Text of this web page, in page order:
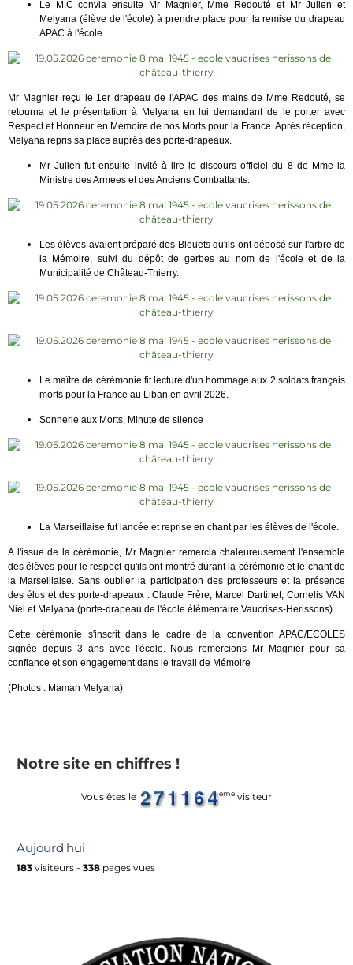
Le M.C convia ensuite Mr Magnier, Mme Redouté et Mr Julien et
Melyana (élève de l'école) à prendre place pour la remise du drapeau
APAC à l'école.
Mr Magnier reçu le 1er drapeau de l'APAC des mains de Mme Redouté, se
retourna et le présentation à Melyana en lui demandant de le porter avec
Respect et Honneur en Mémoire de nos Morts pour la France. Après réception,
Melyana repris sa place auprès des porte-drapeaux.
Mr Julien fut ensuite invité à lire le discours officiel du 8 de Mme la
Ministre des Armees et des Anciens Combattants.
Les élèves avaient préparé des Bleuets qu'ils ont déposé sur l'arbre de
la Mémoire, suivi du dépôt de gerbes au nom de l'école et de la
Municipalité de Château-Thierry.
Le maître de cérémonie fit lecture d'un hommage aux 2 soldats français
morts pour la France au Liban en avril 2026.
Sonnerie aux Morts, Minute de silence
La Marseillaise fut lancée et reprise en chant par les élèves de l'école.
A l'issue de la cérémonie, Mr Magnier remercia chaleureusement l'ensemble
des élèves pour le respect qu'ils ont montré durant la cérémonie et le chant de
la Marseillaise. Sans oublier la participation des professeurs et la présence
des élus et des porte-drapeaux :Claude Frère, Marcel Dartinet,Cornelis VAN
Niel et Melyana (porte-drapeau de l'école élémentaire Vaucrises-Herissons)
Cette cérémonie s'inscrit dans le cadre de la convention APAC/ECOLES
signée depuis 3 ans avec l'école. Nous remercions Mr Magnier pour sa
confiance et son engagement dans le travail de Mémoire
(Photos : Maman Melyana)
Notre site en chiffres !
Vous êtes le ème visiteur
Aujourd'hui
183 visiteurs - 338 pages vues